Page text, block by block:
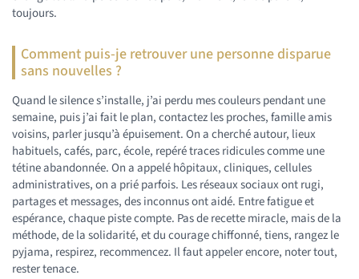
toujours.
Comment puis-je retrouver une personne disparue
sans nouvelles ?
Quand le silence s’installe, j’ai perdu mes couleurs pendant une
semaine, puis j’ai fait le plan, contactez les proches, famille amis
voisins, parler jusqu’à épuisement. On a cherché autour, lieux
habituels, cafés, parc, école, repéré traces ridicules comme une
tétine abandonnée. On a appelé hôpitaux, cliniques, cellules
administratives, on a prié parfois. Les réseaux sociaux ont rugi,
partages et messages, des inconnus ont aidé. Entre fatigue et
espérance, chaque piste compte. Pas de recette miracle, mais de la
méthode, de la solidarité, et du courage chiffonné, tiens, rangez le
pyjama, respirez, recommencez. Il faut appeler encore, noter tout,
rester tenace.